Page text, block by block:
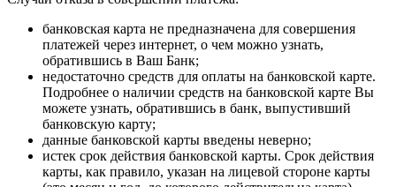
банковская карта не предназначена для совершения
платежей через интернет, о чем можно узнать,
обратившись в Ваш Банк;
недостаточно средств для оплаты на банковской карте.
Подробнее о наличии средств на банковской карте Вы
можете узнать, обратившись в банк, выпустивший
банковскую карту;
данные банковской карты введены неверно;
истек срок действия банковской карты. Срок действия
карты, как правило, указан на лицевой стороне карты